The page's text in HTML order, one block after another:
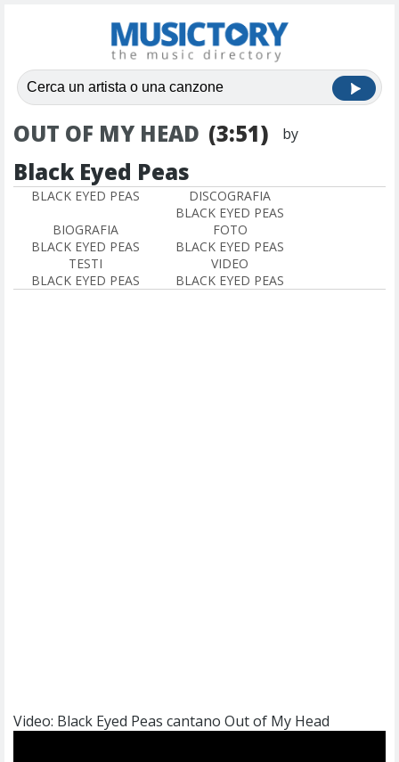
OUT OF MY HEAD (3:51) by
Black Eyed Peas
BLACK EYED PEAS
DISCOGRAFIA
BLACK EYED PEAS
BIOGRAFIA
BLACK EYED PEAS
FOTO
BLACK EYED PEAS
TESTI
BLACK EYED PEAS
VIDEO
BLACK EYED PEAS
Video: Black Eyed Peas cantano Out of My Head